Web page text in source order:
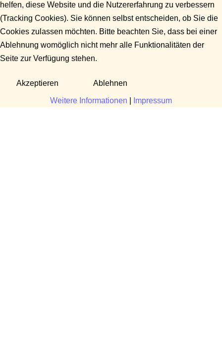
helfen, diese Website und die Nutzererfahrung zu verbessern
(Tracking Cookies). Sie können selbst entscheiden, ob Sie die
Cookies zulassen möchten. Bitte beachten Sie, dass bei einer
Ablehnung womöglich nicht mehr alle Funktionalitäten der
Seite zur Verfügung stehen.
Akzeptieren Ablehnen
Weitere Informationen Impressum